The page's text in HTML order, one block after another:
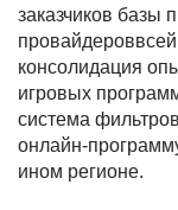
заказчиков базы
консолидация
игровых
система
онлайн-
ином регионе.